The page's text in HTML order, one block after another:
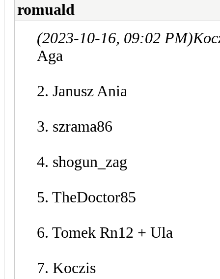
romuald
(2023-10-16, 09:02 PM)
Aga
2. Janusz Ania
3. szrama86
4. shogun_zag
5. TheDoctor85
6. Tomek Rn12 + Ula
7. Koczis